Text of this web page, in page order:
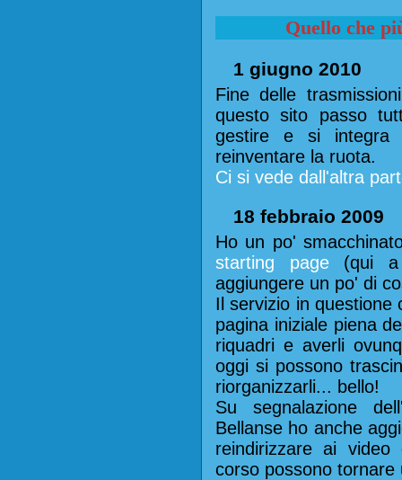
Quello che
1 giugno 2010
Fine delle
questo sito passo
gestire e si integra
reinventare la ruota.
Ci si vede dall'altra
18 febbraio 2009
Ho un po'
starting page(qui a
aggiungere un po' di
Il servizio in questione
pagina iniziale piena
riquadri e averli
oggi si possono
riorganizzarli... bello!
Su segnalazione
Bellanse ho anche
reindirizzare ai
corso possono tornare